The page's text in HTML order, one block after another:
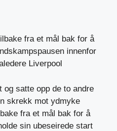
fra et mål bak for å
innenfor
Liverpool
og satte opp de to andre
skrekk mot ydmyke
fra et mål bak for å
sin ubeseirede start